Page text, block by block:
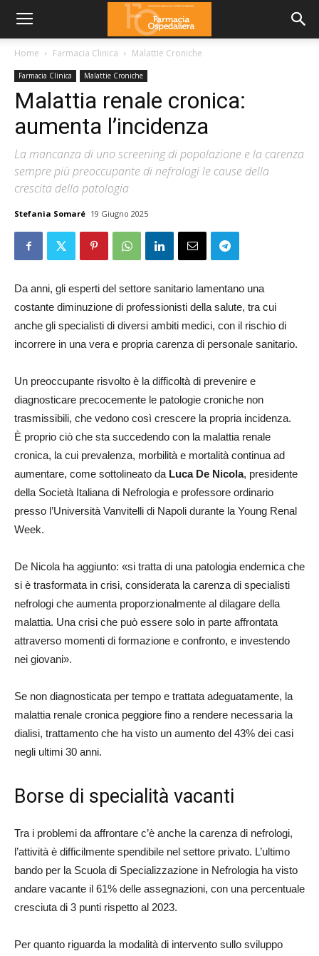
Home Farmacia Clinica Malattie Croniche
Farmacia Clinica Malattie Croniche
Malattia renale cronica:
aumenta l’incidenza
La mancanza di uno screening di popolazione e la carenza
sempre più preoccupante di nefrologi le cause della
crescita della patologia
Stefania Somaré 19 Giugno 2025
Da anni, gli esperti del settore sanitario lamentano una
costante diminuzione di professionisti della salute, tra cui
anche gli specialisti di diversi ambiti medici, con il rischio di
incorrere in una vera e propria carenza di personale sanitario.
Un preoccupante risvolto è la difficoltà di prevenire e
diagnosticare precocemente le patologie croniche non
trasmissibili, che vedono così crescere la propria incidenza.
È proprio ciò che sta succedendo con la malattia renale
cronica, la cui prevalenza, morbilità e mortalità continua ad
aumentare, come sottolineato da Luca De Nicola, presidente
della Società Italiana di Nefrologia e professore ordinario
presso l’Università Vanvitelli di Napoli durante la Young Renal
Week.
De Nicola ha aggiunto: «si tratta di una patologia endemica che
si è trasformata in crisi, considerata la carenza di specialisti
nefrologi che aumenta proporzionalmente al dilagare della
malattia. Una crisi che può essere solo in parte affrontata
attraverso momenti di formazione e confronto, e investendo
nei giovani».
Se non diagnosticata per tempo e trattata adeguatamente, la
malattia renale cronica peggiore fino a rendere necessaria la
dialisi, trattamento che ha visto un aumento del 43% dei casi
negli ultimi 30 anni.
Borse di specialità vacanti
Tra i problemi da affrontare c’è anche la carenza di nefrologi,
l’attività è difficilmente spendibile nel settore privato. L’ultimo
bando per la Scuola di Specializzazione in Nefrologia ha visto
andare vacante il 61% delle assegnazioni, con una percentuale
cresciuta di 3 punti rispetto al 2023.
Per quanto riguarda la modalità di intervento sullo sviluppo